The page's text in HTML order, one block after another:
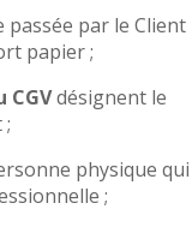
par le Client
papier ;
CGVdésignent le
physique qui
;